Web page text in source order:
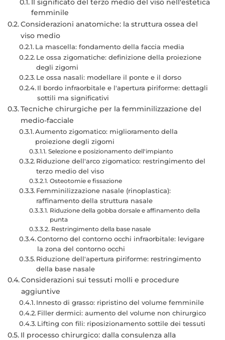
Il significato del terzo medio del viso nell'estetica
femminile
Considerazioni anatomiche: la struttura ossea del
viso medio
La mascella: fondamento della faccia media
Le ossa zigomatiche: definizione della proiezione
degli zigomi
Le ossa nasali: modellare il ponte e il dorso
Il bordo infraorbitale e l'apertura piriforme: dettagli
sottili ma significativi
Tecniche chirurgiche per la femminilizzazione del
medio-facciale
Aumento zigomatico: miglioramento della
proiezione degli zigomi
Selezione e posizionamento dell'impianto
Riduzione dell'arco zigomatico: restringimento del
terzo medio del viso
Osteotomie e fissazione
Femminilizzazione nasale (rinoplastica):
raffinamento della struttura nasale
Riduzione della gobba dorsale e affinamento della
punta
Restringimento della base nasale
Contorno del contorno occhi infraorbitale: levigare
la zona del contorno occhi
Riduzione dell'apertura piriforme: restringimento
della base nasale
Considerazioni sui tessuti molli e procedure
aggiuntive
Innesto di grasso: ripristino del volume femminile
Filler dermici: aumento del volume non chirurgico
Lifting con fili: riposizionamento sottile dei tessuti
Il processo chirurgico: dalla consulenza alla